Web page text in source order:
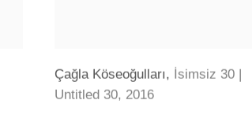
Çağla Köseoğulları, İsimsiz 30 |
Untitled 30, 2016